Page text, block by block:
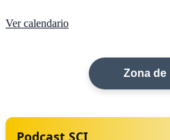
Ver calendario
Zona de